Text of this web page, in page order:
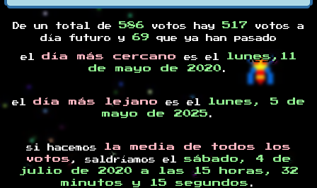
De un total de 586 votos hay 517 votos a
día futuro y 69 que ya han pasado
el día más cercano es el
lunes,11
de mayo de 2020 .
el día más lejano es el
lunes, 5 de
mayo de 2025 .
si hacemos
la media de todos los
votos , saldríamos el sábado, 4 de
julio de 2020 a las 15 horas, 32
minutos y 15 segundos .